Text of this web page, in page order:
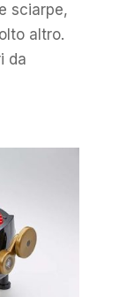
sciarpe,
altro.
da